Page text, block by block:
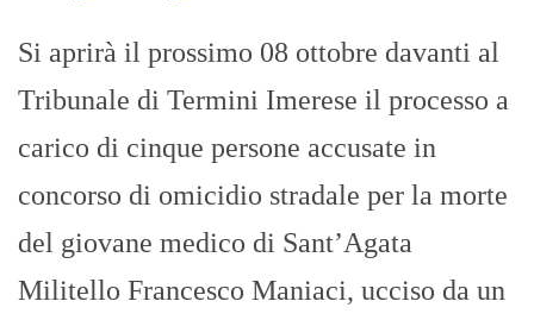
Si aprirà il prossimo 08 ottobre davanti al
Tribunale di Termini Imerese il processo a
carico di cinque persone accusate in
concorso di omicidio stradale per la morte
del giovane medico di Sant’Agata
Militello Francesco Maniaci, ucciso da un